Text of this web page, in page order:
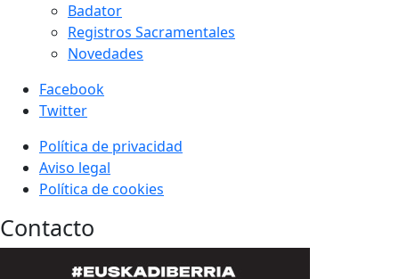
Badator
Registros Sacramentales
Novedades
Facebook
Twitter
Política de privacidad
Aviso legal
Política de cookies
Contacto